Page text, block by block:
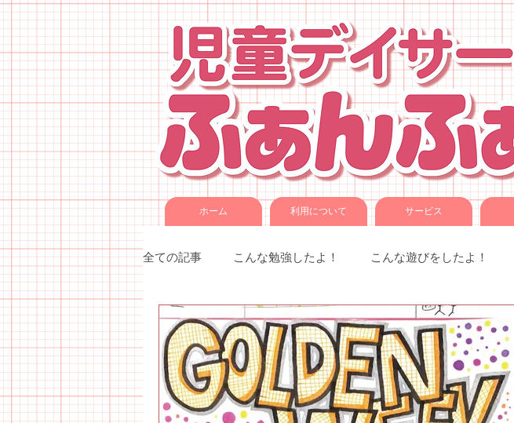
ホーム 利用について サービス
全ての記事 こんな勉強したよ！ こんな遊びをしたよ！
季節催事・イベント 各種教室での様子 お知らせです。